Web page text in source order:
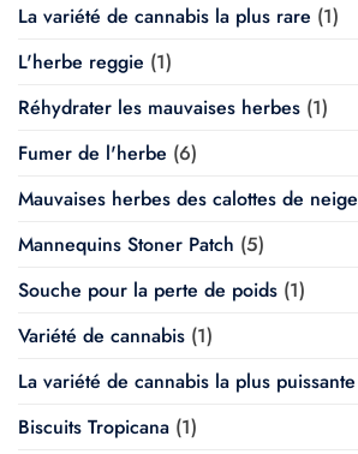
La variété de cannabis la plus rare (1)
L'herbe reggie (1)
Réhydrater les mauvaises herbes (1)
Fumer de l'herbe (6)
Mauvaises herbes des calottes de neige
Mannequins Stoner Patch (5)
Souche pour la perte de poids (1)
Variété de cannabis (1)
La variété de cannabis la plus puissante
Biscuits Tropicana (1)